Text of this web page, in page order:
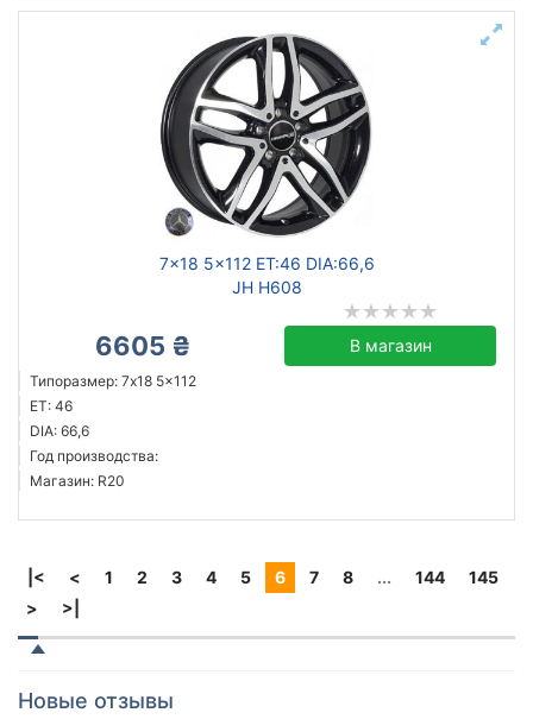
7x18 5x112 ET:46 DIA:66,6
JH H608
6605 ₴ В магазин
Типоразмер: 7x18 5x112
ET: 46
DIA: 66,6
Год производства:
Магазин: R20
|< < 1 2 3 4 5 6 7 8 ... 144
145
>
>|
Новые отзывы